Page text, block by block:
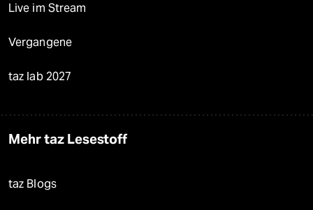
Live im Stream
Vergangene
taz lab 2027
Mehr taz Lesestoff
taz Blogs